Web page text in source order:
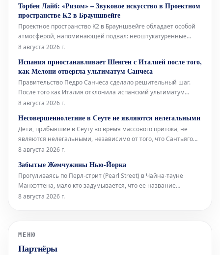
утверждая новую структуру премии, намерено оказать
всестороннюю поддержку
Торбен Лайб: «Ризом» – Звуковое искусство в Проектном
пространстве K2 в Брауншвейге
Проектное пространство K2 в Брауншвейге обладает особой
атмосферой, напоминающей подвал: неоштукатуренные
стены, высоко расположенные окна и видимые трубы, словно
окружении норвежский звуковой художник Торбен Лайб
представляет свою ин
8 августа 2026 г.
Испания приостанавливает Шенген с Италией после того,
как Мелони отвергла ультиматум Санчеса
Правительство Педро Санчеса сделало решительный шаг.
После того как Италия отклонила испанский ультиматум
относительно пограничного контроля для испанских граждан
72 000 мигрантов в Сеуту неделю назад), испанское
правительство приняло от
8 августа 2026 г.
Несовершеннолетние в Сеуте не являются нелегальными
Дети, прибывшие в Сеуту во время массового притока, не
являются нелегальными, независимо от того, что Сантьяго
Абаскаль называет их «захватчиками», а соглашения между
границы поднимает вопросы об испанских спецслужбах,
степени лояльности сот
8 августа 2026 г.
Забытые Жемчужины Нью-Йорка
Прогуливаясь по Перл-стрит (Pearl Street) в Чайна-тауне
Манхэттена, мало кто задумывается, что ее название
указывает на первоначальную береговую линию Ист-Ривер
8 августа 2026 г.
МЕНЮ
Партнёры